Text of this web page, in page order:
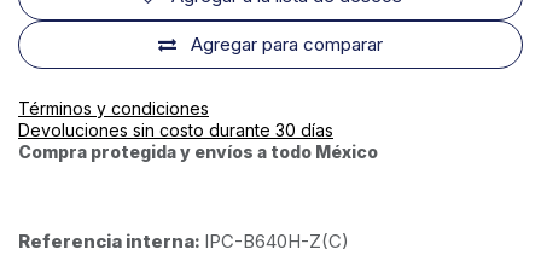
Agregar para comparar
Términos y condiciones
Devoluciones sin costo durante 30 días
Compra protegida y envíos a todo México
Referencia interna: IPC-B640H-Z(C)